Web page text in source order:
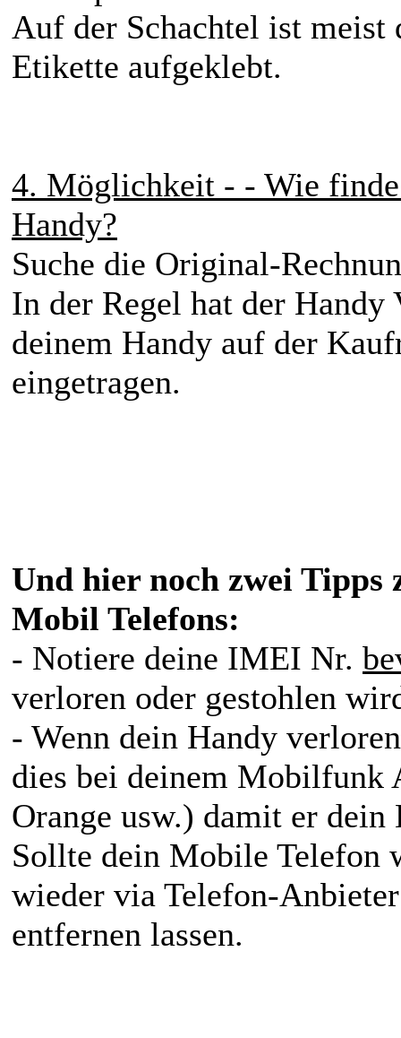
Auf der Schachtel ist
Etikette aufgeklebt.
4. Möglichkeit - - Wie
Handy?
Suche die Original-
In der Regel hat der
deinem Handy auf der
eingetragen.
Und hier noch zwei Tipps
Mobil Telefons:
- Notiere deine IMEI Nr.
verloren oder gestohlen
- Wenn dein Handy
dies bei deinem Mobilfunk
Orange usw.) damit er
Sollte dein Mobile Telefon
wieder via Telefon-
entfernen lassen.